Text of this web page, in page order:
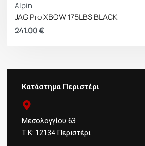
Alpin
JAG Pro XBOW 175LBS BLACK
241.00€
Κατάστημα Περιστέρι
Μεσολογγίου 63
Τ.Κ: 12134 Περιστέρι